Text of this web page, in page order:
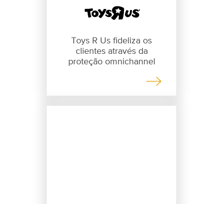
Toys R Us fideliza os
clientes através da
proteção omnichannel